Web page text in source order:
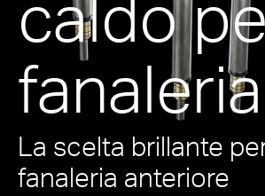
fanaleria
La scelta brillante
fanaleria anteriore